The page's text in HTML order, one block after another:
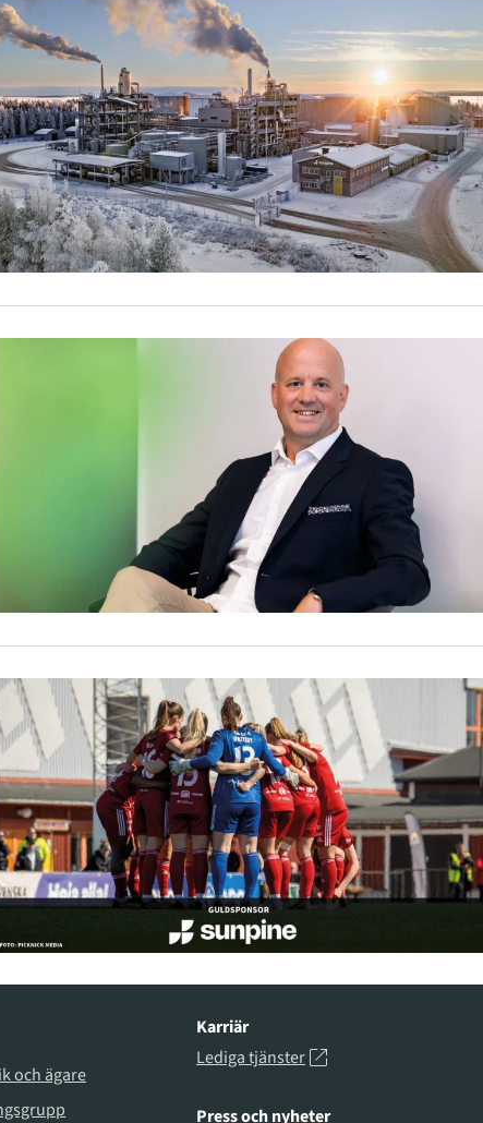
och ägare
Karriär
Lediga tjänster
Press och nyheter